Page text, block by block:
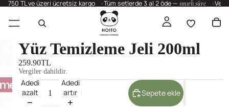
750 TL ve üzeri ücretsiz kargo Tüm setlerde 3 al 2 öde —sınırlı süre
Yüz Temizleme Jeli 200ml
259.90TL
Vergiler dahildir.
Adedi
azalt
Adedi
artır
Sepete ekle